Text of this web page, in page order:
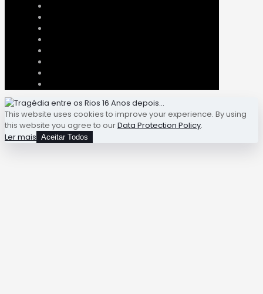
This website uses cookies to improve your experience. By using
this website you agree to ourData Protection Policy.
Ler mais Aceitar Todos